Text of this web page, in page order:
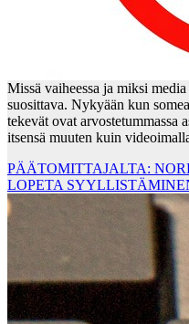
Missä vaiheessa ja miksi
suosittava. Nykyään kun
tekevät ovat arvostetummassa
itsensä muuten kuin
PÄÄTOMITTAJALTA:
LOPETA